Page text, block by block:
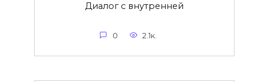
Диалог с внутренней
0 2.1к.